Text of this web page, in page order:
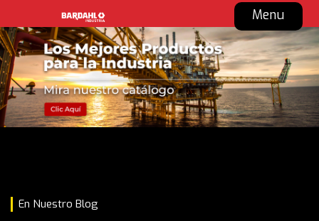
Menu
En Nuestro Blog